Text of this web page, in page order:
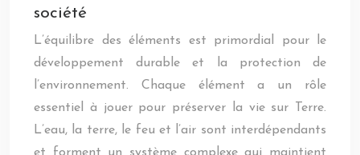
société
L’équilibre des éléments est primordial pour le
développement durable et la protection de
l’environnement. Chaque élément a un rôle
essentiel à jouer pour préserver la vie sur Terre.
L’eau, la terre, le feu et l’air sont interdépendants